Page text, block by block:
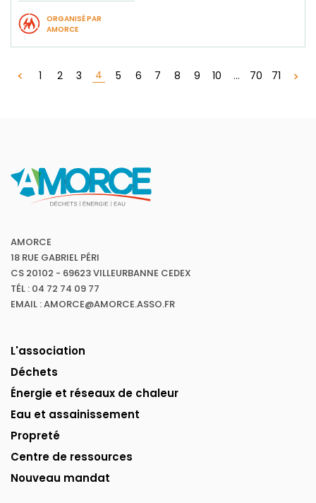
ORGANISÉ PAR
AMORCE
1 2 3 4 5 6 7 8 9 10 ... 70 71
AMORCE
18 RUE GABRIEL PÉRI
CS 20102 - 69623 VILLEURBANNE CEDEX
TÉL : 04 72 74 09 77
EMAIL : AMORCE@AMORCE.ASSO.FR
L'association
Déchets
Énergie et réseaux de chaleur
Eau et assainissement
Propreté
Centre de ressources
Nouveau mandat